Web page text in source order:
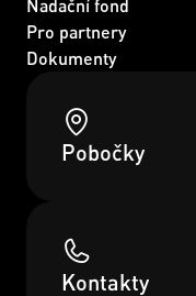
Nadační fond
Pro partnery
Dokumenty
Pobočky
Kontakty